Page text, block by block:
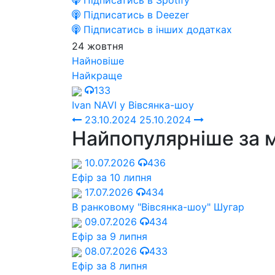
Підписатись в Deezer
Підписатись в інших додатках
24 жовтня
Найновіше
Найкраще
133
Ivan NAVI у Вівсянка-шоу
23.10.2024 25.10.2024
Найпопулярніше за
10.07.2026
436
Ефір за 10 липня
17.07.2026
434
В ранковому "Вівсянка-шоу" Шугар
09.07.2026
434
Ефір за 9 липня
08.07.2026
433
Ефір за 8 липня